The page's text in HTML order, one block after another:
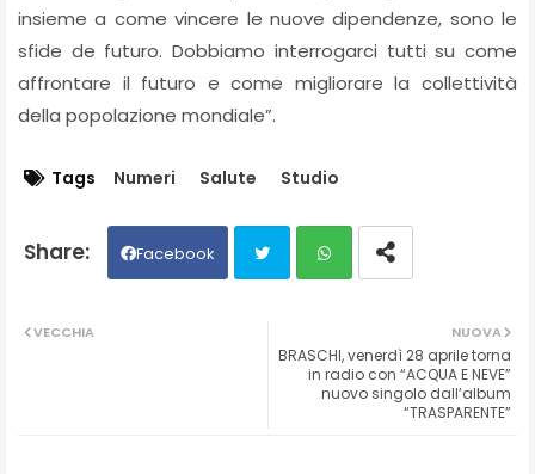
insieme a come vincere le nuove dipendenze, sono le
sfide de futuro. Dobbiamo interrogarci tutti su come
affrontare il futuro e come migliorare la collettività
della popolazione mondiale”.
Tags Numeri Salute Studio
Facebook
ats
NUOVA
BRASCHI, venerdì 28 aprile torna
in radio con “ACQUA E NEVE”
nuovo singolo dall’album
“TRASPARENTE”
VECCHIA